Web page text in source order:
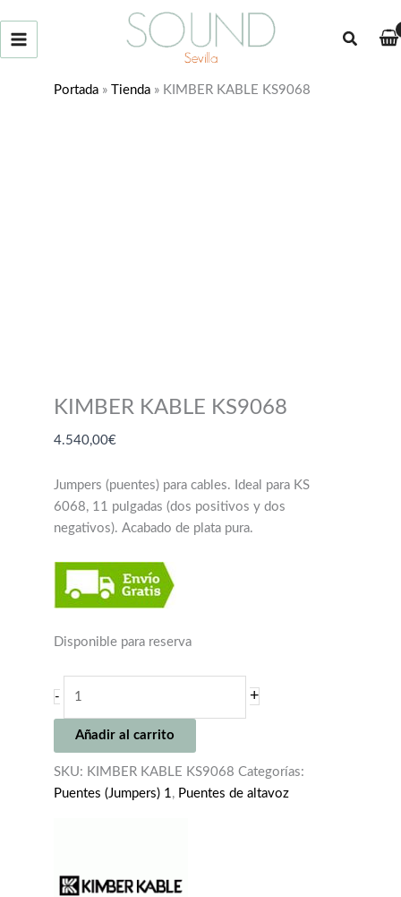
Buscar
Portada » Tienda » KIMBER KABLE KS9068
KIMBER KABLE KS9068
4.540,00€
Jumpers (puentes) para cables. Ideal para KS
6068, 11 pulgadas (dos positivos y dos
negativos). Acabado de plata pura.
Disponible para reserva
-
KS9068
cantidad
+
Añadir al carrito
SKU: KIMBER KABLE KS9068 Categorías:
Puentes (Jumpers) 1, Puentes de altavoz